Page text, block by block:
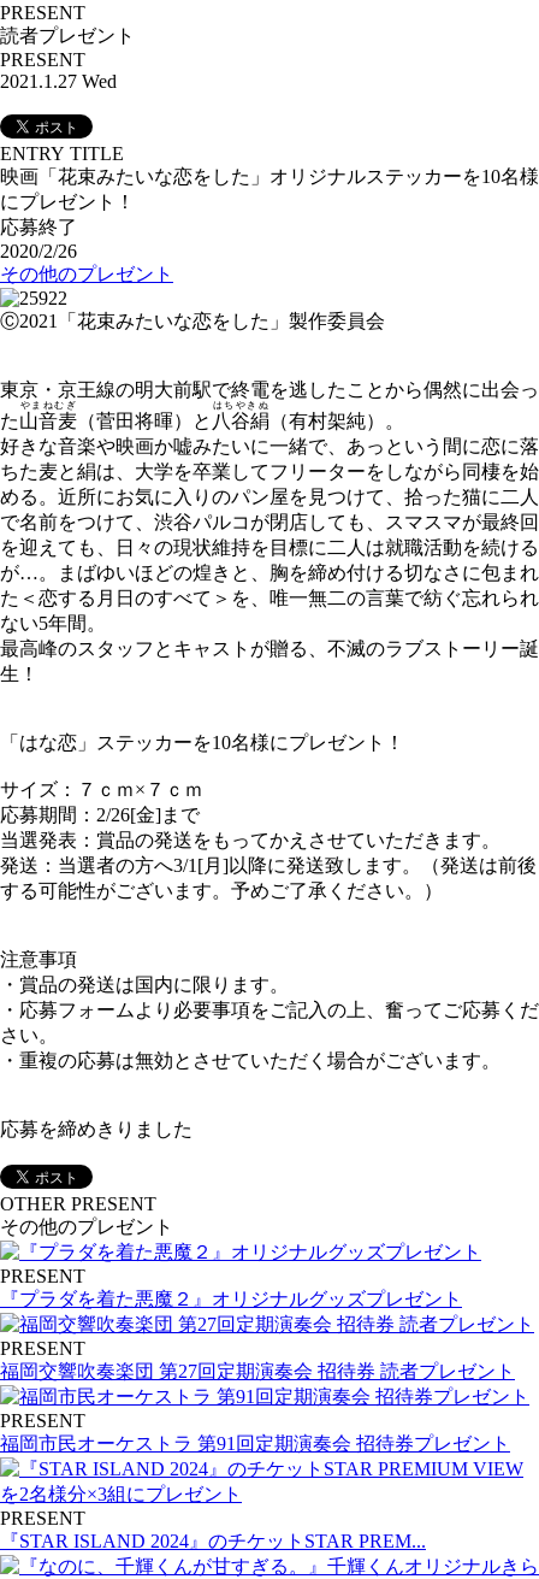
PRESENT
読者プレゼント
PRESENT
2021.1.27 Wed
ENTRY TITLE
映画「花束みたいな恋をした」オリジナルステッカーを10名様
にプレゼント！
応募終了
2020/2/26
その他のプレゼント
Ⓒ2021「花束みたいな恋をした」製作委員会
東京・京王線の明大前駅で終電を逃したことから偶然に出会っ
た山音麦
やまねむぎ
（菅田将暉）と 八谷絹
はちやきぬ
（有村架純）。
好きな音楽や映画か嘘みたいに一緒で、あっという間に恋に落
ちた麦と絹は、大学を卒業してフリーターをしながら同棲を始
める。近所にお気に入りのパン屋を見つけて、拾った猫に二人
で名前をつけて、渋谷パルコが閉店しても、スマスマが最終回
を迎えても、日々の現状維持を目標に二人は就職活動を続ける
が…。まばゆいほどの煌きと、胸を締め付ける切なさに包まれ
た＜恋する月日のすべて＞を、唯一無二の言葉で紡ぐ忘れられ
ない5年間。
最高峰のスタッフとキャストが贈る、不滅のラブストーリー誕
生！
「はな恋」ステッカーを10名様にプレゼント！
サイズ：７ｃｍ×７ｃｍ
応募期間：2/26[金]まで
当選発表：賞品の発送をもってかえさせていただきます。
発送：当選者の方へ3/1[月]以降に発送致します。（発送は前後
する可能性がございます。予めご了承ください。）
注意事項
・賞品の発送は国内に限ります。
・応募フォームより必要事項をご記入の上、奮ってご応募くだ
さい。
・重複の応募は無効とさせていただく場合がございます。
応募を締めきりました
OTHER PRESENT
その他のプレゼント
PRESENT
『プラダを着た悪魔２』オリジナルグッズプレゼント
PRESENT
福岡交響吹奏楽団 第27回定期演奏会 招待券 読者プレゼント
PRESENT
福岡市民オーケストラ 第91回定期演奏会 招待券プレゼント
PRESENT
『STAR ISLAND 2024』のチケットSTAR PREM...